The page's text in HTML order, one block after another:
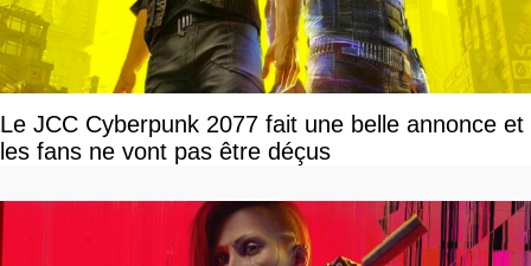
Le JCC Cyberpunk 2077 fait une belle annonce et
les fans ne vont pas être déçus